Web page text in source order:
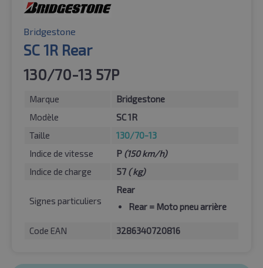
Bridgestone
SC 1R Rear
130/70-13 57P
Marque
Bridgestone
Modèle
SC 1R
Taille
130/70-13
Indice de vitesse
P (150 km/h)
Indice de charge
57 ( kg)
Signes particuliers
Rear
Rear = Moto pneu arrière
Code EAN 3286340720816